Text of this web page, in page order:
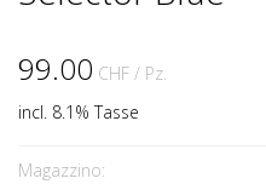
99.00 CHF / Pz.
incl. 8.1% Tasse
Magazzino: